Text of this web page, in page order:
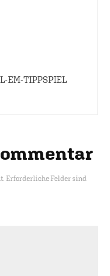
EM-TIPPSPIEL
Erforderliche Felder sind